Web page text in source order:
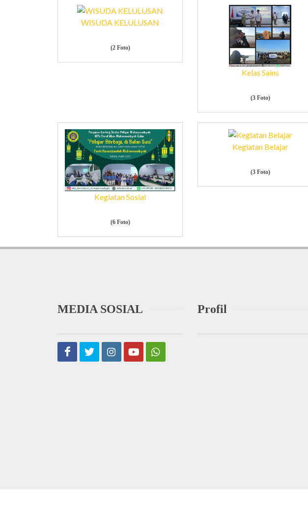
WISUDA KELULUSAN
(2 Foto)
Kelas Sains
(3 Foto)
Kegiatan Sosial
(6 Foto)
Kegiatan Belajar
(3 Foto)
MEDIA SOSIAL Profil